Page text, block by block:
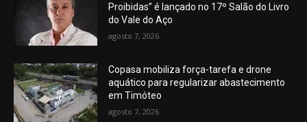
Proibidas” é lançado no 17º Salão do Livro
do Vale do Aço
agosto 7, 2026
Copasa mobiliza força-tarefa e drone
aquático para regularizar abastecimento
em Timóteo
agosto 7, 2026